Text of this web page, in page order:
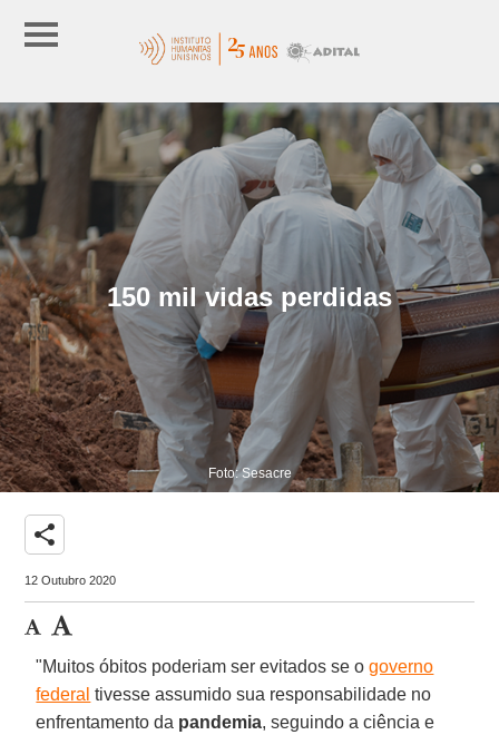
150 mil vidas perdidas
Foto: Sesacre
share
12 Outubro 2020
"Muitos óbitos poderiam ser evitados se ogoverno
federal tivesse assumido sua responsabilidade no
enfrentamento da pandemia, seguindo a ciência e